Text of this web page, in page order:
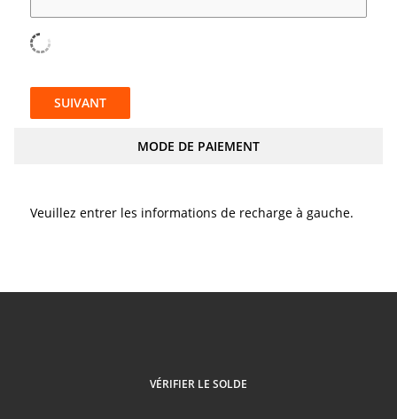
SUIVANT
MODE DE PAIEMENT
Veuillez entrer les informations de recharge à gauche.
VÉRIFIER LE SOLDE